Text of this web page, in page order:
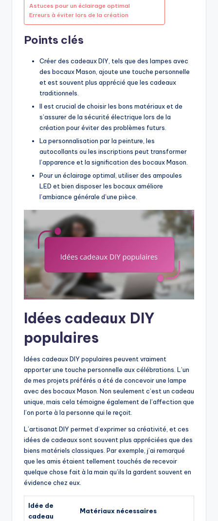
Astuces pour un éclairage optimal
Erreurs à éviter lors de la création
Points clés
Créer des cadeaux DIY, tels que des lampes avec
des bocaux Mason, ajoute une touche personnelle
et est souvent plus apprécié que les cadeaux
traditionnels.
Il est crucial de choisir les bons matériaux et de
s’assurer de la sécurité électrique lors de la
création pour éviter des problèmes futurs.
La personnalisation par la peinture, les
autocollants ou les inscriptions peut transformer
l’apparence et la signification des bocaux Mason.
Pour un éclairage optimal, utiliser des ampoules
LED et bien disposer les bocaux améliore
l’ambiance générale d’une pièce.
Idées cadeaux DIY
populaires
Idées cadeaux DIY populaires peuvent vraiment
apporter une touche personnelle aux célébrations. L’un
de mes projets préférés a été de concevoir une lampe
avec des bocaux Mason. Non seulement c’est un cadeau
unique, mais cela témoigne également de l’affection que
l’on porte à la personne qui le reçoit.
L’artisanat DIY permet d’exprimer sa créativité, et ces
idées de cadeaux sont souvent plus appréciées que des
biens matériels classiques. Par exemple, j’ai remarqué
que les amis étaient tellement touchés de recevoir
quelque chose fait à la main qu’ils la gardent souvent en
évidence chez eux.
Idée de
cadeau
Matériaux nécessaires